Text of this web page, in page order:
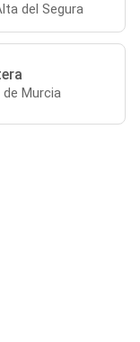
del Segura
de Murcia